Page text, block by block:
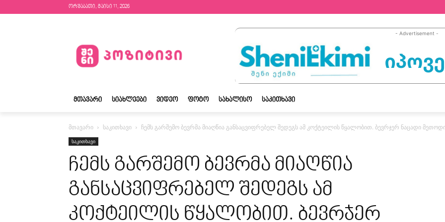
ორშაბათი, მაისი 11, 2026
- Advertisement -
ᲛᲗᲐᲕᲐᲠᲘ ᲡᲘᲐᲮᲚᲔᲔᲑᲘ ᲕᲘᲓᲔᲝ ᲤᲝᲢᲝ ᲡᲐᲮᲐᲚᲘᲡᲝ ᲡᲐᲙᲘᲗᲮᲐᲕᲘ
მთავარი საკითხავი ჩემს გარშემო ბევრმა მიაღწია განსაცვიფრებელ შედეგს ამ კოქტეილის წყალობით. ბევრჯერ ნაცადი
საკითხავი
ჩემს გარშემო ბევრმა მიაღწია
განსაცვიფრებელ შედეგს ამ
კოქტეილის წყალობით. ბევრჯერ